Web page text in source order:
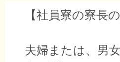
【社員寮の寮長
夫婦または、男